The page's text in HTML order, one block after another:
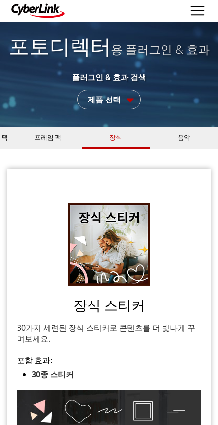
포토디렉터 용 플러그인 & 효과
플러그인 & 효과 검색
제품 선택
프레임 팩 장식 음악
장식 스티커
30가지 세련된 장식 스티커로 콘텐츠를 더 빛나게 꾸
며보세요.
포함 효과:
30종 스티커